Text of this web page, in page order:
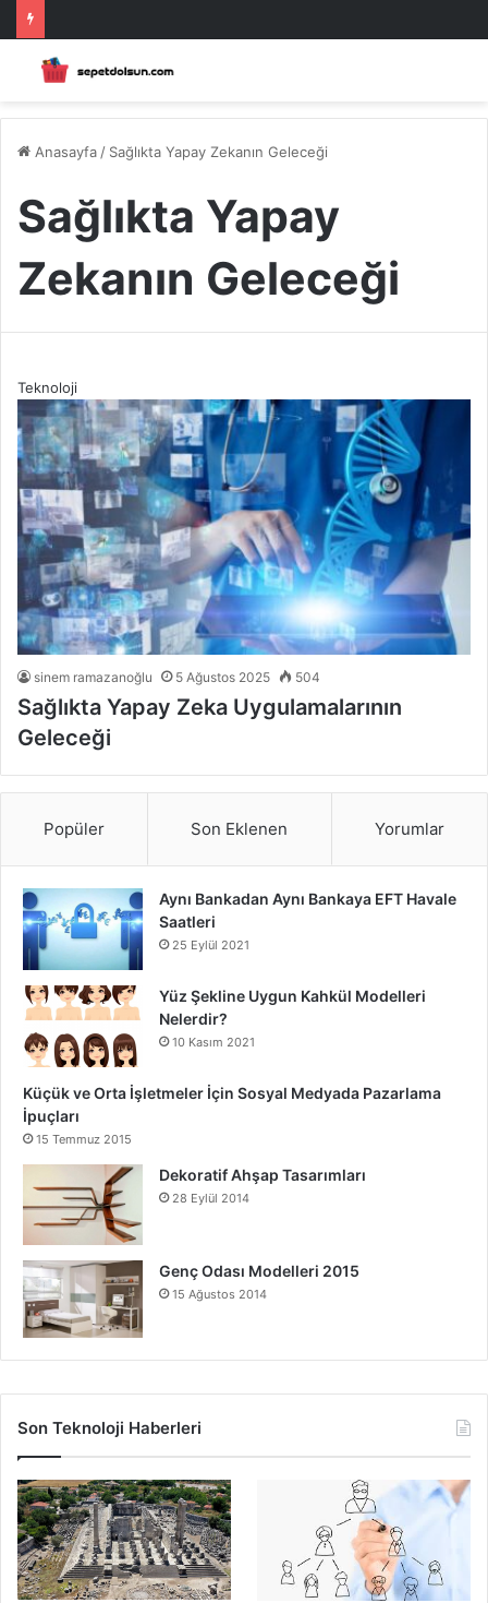
Anasayfa / Sağlıkta Yapay Zekanın Geleceği
Sağlıkta Yapay
Zekanın Geleceği
Teknoloji
sinem ramazanoğlu 5 Ağustos 2025 504
Sağlıkta Yapay Zeka Uygulamalarının
Geleceği
Popüler Son Eklenen Yorumlar
Aynı Bankadan Aynı Bankaya EFT Havale
Saatleri
25 Eylül 2021
Yüz Şekline Uygun Kahkül Modelleri
Nelerdir?
10 Kasım 2021
Küçük ve Orta İşletmeler İçin Sosyal Medyada Pazarlama
İpuçları
15 Temmuz 2015
Dekoratif Ahşap Tasarımları
28 Eylül 2014
Genç Odası Modelleri 2015
15 Ağustos 2014
Son Teknoloji Haberleri